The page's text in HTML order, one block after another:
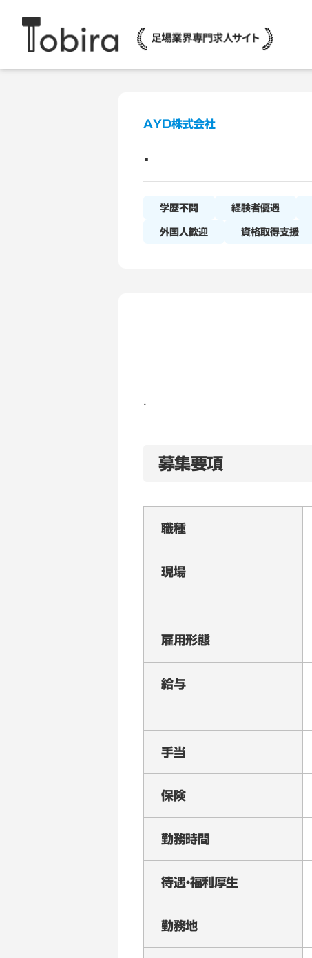
AYD株式会社
.
学歴不問 経験者優遇
外国人歓迎 資格取得支援
募集要項
職種
現場
雇用形態
給与
手当
保険
勤務時間
待遇・福利厚生
勤務地